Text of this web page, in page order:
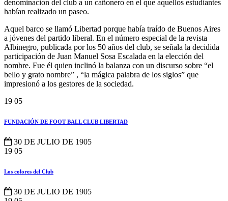
denominación del club a un cañonero en el que aquellos estudiantes
habían realizado un paseo.
Aquel barco se llamó Libertad porque había traído de Buenos Aires
a jóvenes del partido liberal. En el número especial de la revista
Albinegro, publicada por los 50 años del club, se señala la decidida
participación de Juan Manuel Sosa Escalada en la elección del
nombre. Fue él quien inclinó la balanza con un discurso sobre “el
bello y grato nombre” , “la mágica palabra de los siglos” que
impresionó a los gestores de la sociedad.
19 05
FUNDACIÓN DE FOOT BALL CLUB LIBERTAD
30 DE JULIO DE 1905
19 05
Los colores del Club
30 DE JULIO DE 1905